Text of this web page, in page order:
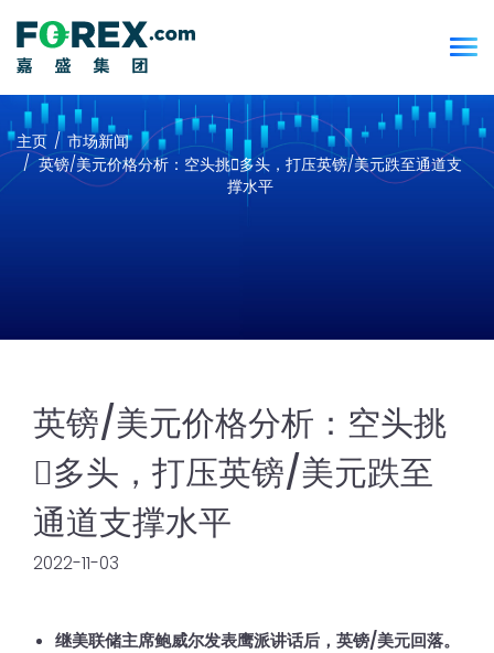
主页
市场新闻
英镑/美元价格分析：空头挑𢧐多头，打压英镑/美元跌至通道支
撑水平
英镑/美元价格分析：空头挑
𢧐多头，打压英镑/美元跌至
通道支撑水平
2022-11-03
继美联储主席鲍威尔发表鹰派讲话后，英镑/美元回落。